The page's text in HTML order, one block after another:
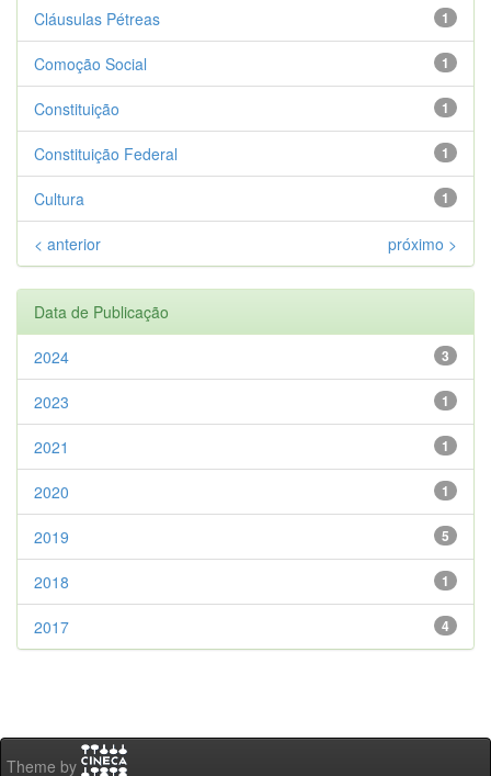
1
Cláusulas Pétreas
1
Comoção Social
1
Constituição
1
Constituição Federal
1
Cultura
< anterior próximo >
Data de Publicação
3
2024
1
2023
1
2021
1
2020
5
2019
1
2018
4
2017
Theme by